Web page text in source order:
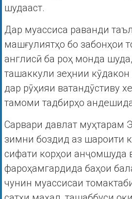
шудааст.
Дар муассиса раванди
машғулиятҳо бо забонҳои
англисӣ ба роҳ монда
ташаккули зеҳнии кӯдакон
дар рӯҳияи ватандӯстиву
тамоми тадбирҳо
Сарвари давлат муҳтарам
зимни боздид аз шароити
сифати корҳои анҷомшуда
фароҳамгардида баҳои
чунин муассисаи